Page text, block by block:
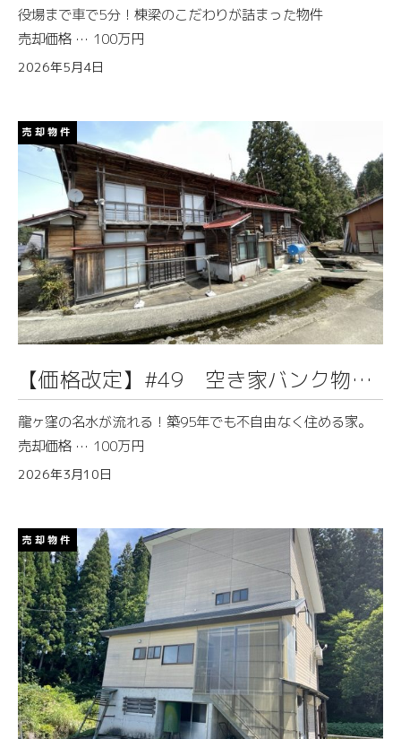
役場まで車で5分！棟梁のこだわりが詰まった物件
売却価格 … 100万円
2026年5月4日
売却物件
【価格改定】#49 空き家バンク物件
情報（岡）
龍ヶ窪の名水が流れる！築95年でも不自由なく住める家。
売却価格 … 100万円
2026年3月10日
売却物件